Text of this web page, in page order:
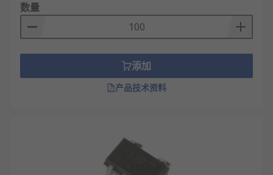
路由器
调制解调器
RS 欧时
为您提供了不同品牌的反相器，如
Nexperia、Texas Instruments
数量
添加
产品技术资料